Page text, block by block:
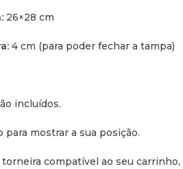
26×28 cm
4 cm (para poder fechar a tampa)
incluídos.
mostrar a sua posição.
compatível ao seu carrinho,